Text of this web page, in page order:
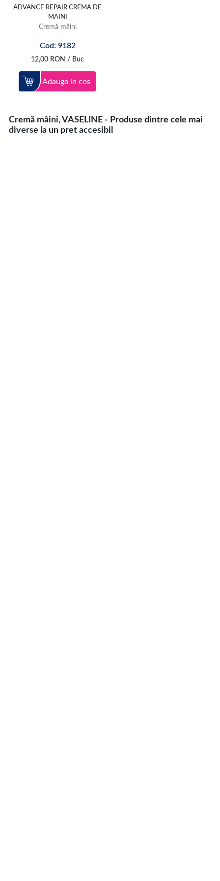
ADVANCE REPAIR CREMA DE
MAINI
Cremă mâini
Cod: 9182
12,00 RON / Buc
Adauga in cos
Cremă mâini, VASELINE - Produse dintre cele mai
diverse la un pret accesibil